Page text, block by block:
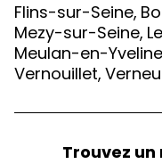
Flins-sur-Seine,
Mezy-sur-Seine,
Meulan-en-
Vernouillet,
Trouvez